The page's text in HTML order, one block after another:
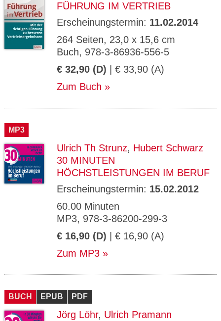
FÜHRUNG IM VERTRIEB
Erscheinungstermin: 11.02.2014
264 Seiten, 23,0 x 15,6 cm
Buch, 978-3-86936-556-5
€ 32,90 (D) | € 33,90 (A)
Zum Buch
MP3
Ulrich Th Strunz, Hubert Schwarz
30 MINUTEN
HÖCHSTLEISTUNGEN IM BERUF
Erscheinungstermin: 15.02.2012
60.00 Minuten
MP3, 978-3-86200-299-3
€ 16,90 (D) | € 16,90 (A)
Zum MP3
BUCH EPUB PDF
Jörg Löhr, Ulrich Pramann